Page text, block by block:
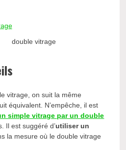
double vitrage
vitrage, on suit la même
équivalent. N’empêche, il est
simple vitrage par un double
Il est suggéré d’utiliser un
la mesure où le double vitrage